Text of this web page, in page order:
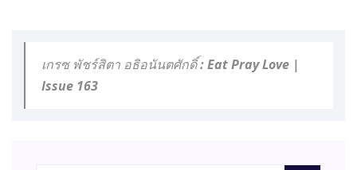
เกรซ พัชร์สิตา อธิอนันตศักดิ์ : Eat Pray Love |
Issue 163